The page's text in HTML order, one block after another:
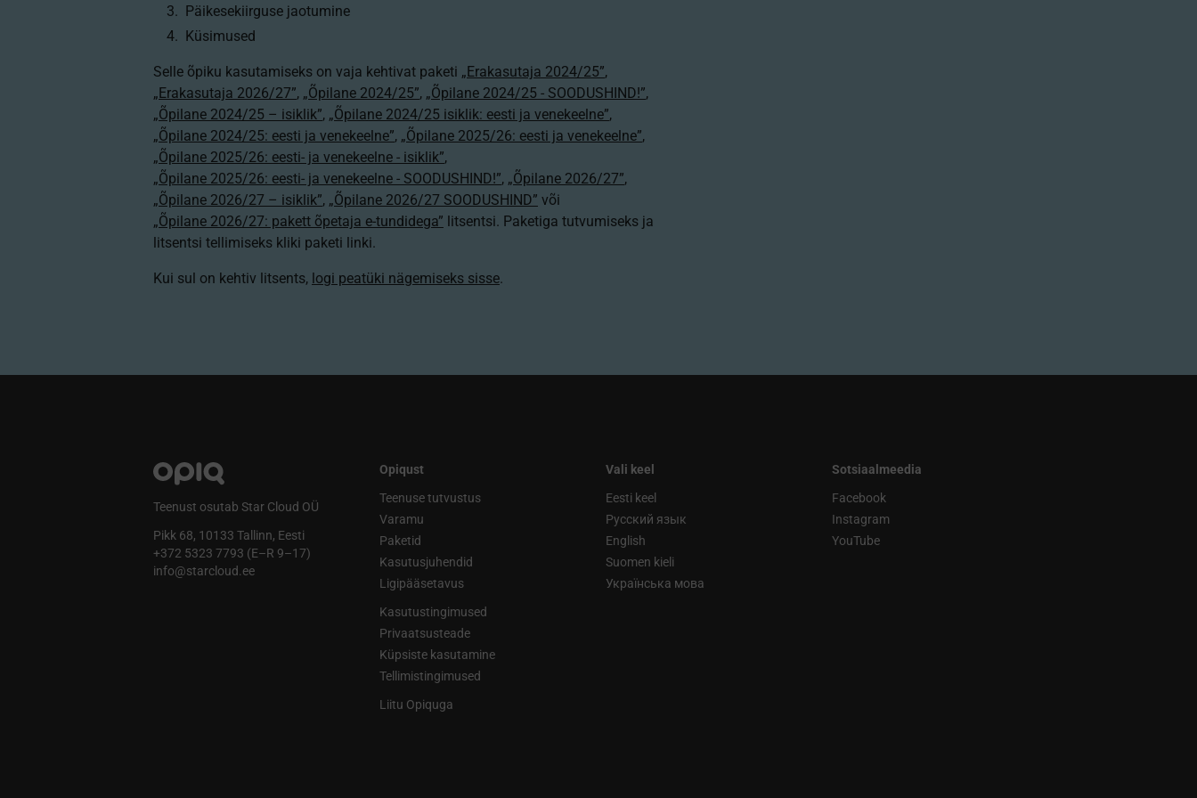
Päikesekiirguse jaotumine
Küsimused
Selle õpiku kasutamiseks on vaja kehtivat paketi „Erakasutaja 2024/25”,
„Erakasutaja 2026/27”, „Õpilane 2024/25”, „Õpilane 2024/25 - SOODUSHIND!”,
„Õpilane 2024/25 – isiklik”, „Õpilane 2024/25 isiklik: eesti ja venekeelne”,
„Õpilane 2024/25: eesti ja venekeelne”, „Õpilane 2025/26: eesti ja venekeelne”,
„Õpilane 2025/26: eesti- ja venekeelne - isiklik”,
„Õpilane 2025/26: eesti- ja venekeelne - SOODUSHIND!”, „Õpilane 2026/27”,
„Õpilane 2026/27 – isiklik”, „Õpilane 2026/27 SOODUSHIND” või
„Õpilane 2026/27: pakett õpetaja e-tundidega” litsentsi. Paketiga tutvumiseks ja
litsentsi tellimiseks kliki paketi linki.
Kui sul on kehtiv litsents, logi peatüki nägemiseks sisse.
Teenust osutab Star Cloud OÜ
Pikk 68, 10133 Tallinn, Eesti
+372 5323 7793 (E–R 9–17)
info@starcloud.ee
Opiqust
Teenuse tutvustus
Varamu
Paketid
Kasutusjuhendid
Ligipääsetavus
Kasutustingimused
Privaatsusteade
Küpsiste kasutamine
Tellimistingimused
Liitu Opiquga
Vali keel
Eesti keel
Русский язык
English
Suomen kieli
Українська мова
Sotsiaalmeedia
Facebook
Instagram
YouTube